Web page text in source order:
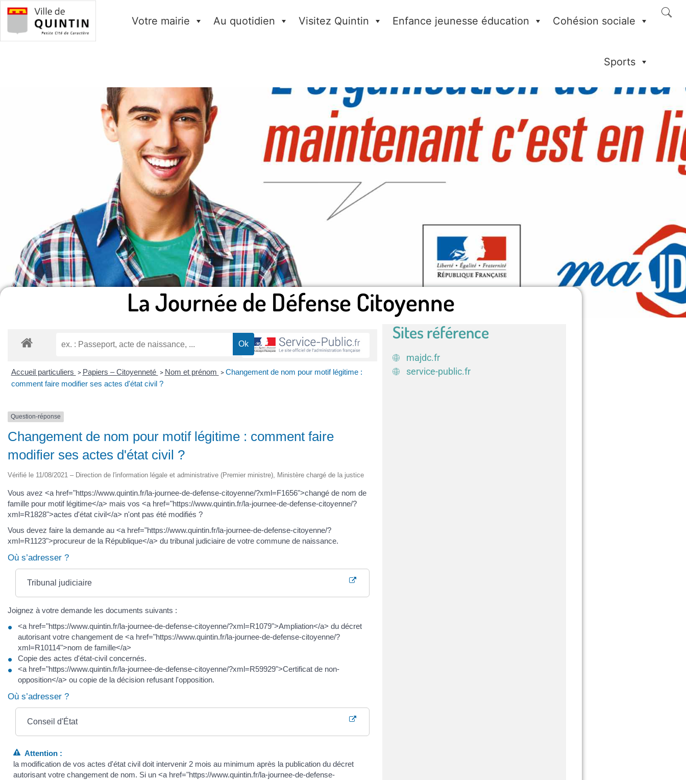
Votre mairie Au quotidien Visitez Quintin Enfance jeunesse éducation Cohésion sociale
Sports
La Journée de Défense Citoyenne
Accueil particuliers > Papiers – Citoyenneté > Nom et prénom > Changement de nom pour motif légitime :
comment faire modifier ses actes d'état civil ?
Question-réponse
Changement de nom pour motif légitime : comment faire
modifier ses actes d'état civil ?
Vérifié le 11/08/2021 – Direction de l'information légale et administrative (Premier ministre), Ministère chargé de la justice
Vous avez <a href="https://www.quintin.fr/la-journee-de-defense-citoyenne/?xml=F1656">changé de nom de
famille pour motif légitime</a> mais vos <a href="https://www.quintin.fr/la-journee-de-defense-citoyenne/?
xml=R1828">actes d'état civil</a> n'ont pas été modifiés ?
Vous devez faire la demande au <a href="https://www.quintin.fr/la-journee-de-defense-citoyenne/?
xml=R1123">procureur de la République</a> du tribunal judiciaire de votre commune de naissance.
Où s’adresser ?
Tribunal judiciaire
Joignez à votre demande les documents suivants :
<a href="https://www.quintin.fr/la-journee-de-defense-citoyenne/?xml=R1079">Ampliation</a> du décret
autorisant votre changement de <a href="https://www.quintin.fr/la-journee-de-defense-citoyenne/?
xml=R10114">nom de famille</a>
Copie des actes d'état-civil concernés.
<a href="https://www.quintin.fr/la-journee-de-defense-citoyenne/?xml=R59929">Certificat de non-
opposition</a> ou copie de la décision refusant l'opposition.
Où s’adresser ?
Conseil d'État
Attention :
la modification de vos actes d'état civil doit intervenir 2 mois au minimum après la publication du décret
autorisant votre changement de nom. Si un <a href="https://www.quintin.fr/la-journee-de-defense-
Sites référence
majdc.fr
service-public.fr